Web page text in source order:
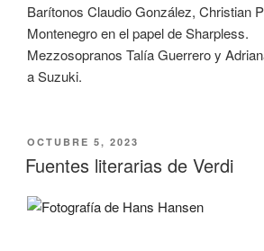
Barítonos Claudio González, Christian
Montenegro en el papel de Sharpless.
Mezzosopranos Talía Guerrero y
a Suzuki.
PUBLICADO
EL
OCTUBRE 5, 2023
Fuentes literarias de Verdi